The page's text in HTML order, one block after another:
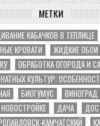
МЕТКИ
КАБАЧКОВ В ТЕПЛИЦЕ
КРОВАТИ
ЖИДКИЕ ОБОИ
ОБРАБОТКА ОГОРОДА И
КУЛЬТУР:
БИОГУМУС ВИНОГРАД
ДАЧА
КАМЧАТСКИЙ